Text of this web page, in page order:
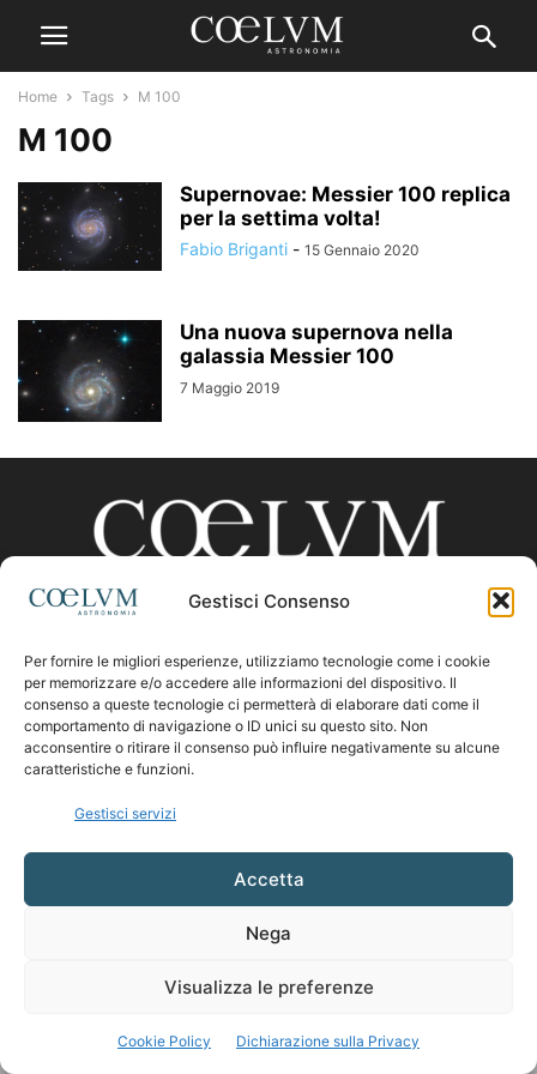
Gestisci Consenso
Per fornire le migliori esperienze, utilizziamo tecnologie come i cookie
per memorizzare e/o accedere alle informazioni del dispositivo. Il
consenso a queste tecnologie ci permetterà di elaborare dati come il
comportamento di navigazione o ID unici su questo sito. Non
acconsentire o ritirare il consenso può influire negativamente su alcune
caratteristiche e funzioni.
Gestisci servizi
Accetta
Nega
Visualizza le preferenze
Cookie Policy Dichiarazione sulla Privacy
Home Tags M 100
M 100
Supernovae: Messier 100 replica
per la settima volta!
Fabio Briganti - 15 Gennaio 2020
Una nuova supernova nella
galassia Messier 100
7 Maggio 2019
CHI SIAMO
Contattaci:coelumastro@coelum.com